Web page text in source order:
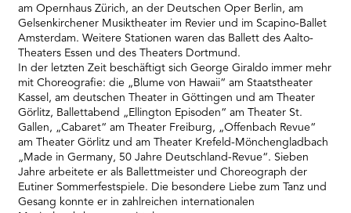
am Opernhaus Zürich, an der Deutschen Oper Berlin, am
Gelsenkirchener Musiktheater im Revier und im Scapino-Ballet
Amsterdam. Weitere Stationen waren das Ballett des Aalto-
Theaters Essen und des Theaters Dortmund.
In der letzten Zeit beschäftigt sich George Giraldo immer mehr
mit Choreografie: die „Blume von Hawaii“ am Staatstheater
Kassel, am deutschen Theater in Göttingen und am Theater
Görlitz, Ballettabend „Ellington Episoden“ am Theater St.
Gallen, „Cabaret“ am Theater Freiburg, „Offenbach Revue“
am Theater Görlitz und am Theater Krefeld-Mönchengladbach
„Made in Germany, 50 Jahre Deutschland-Revue“. Sieben
Jahre arbeitete er als Ballettmeister und Choreograph der
Eutiner Sommerfestspiele. Die besondere Liebe zum Tanz und
Gesang konnte er in zahlreichen internationalen